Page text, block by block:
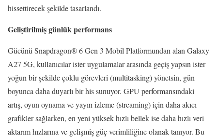
hissettirecek şekilde tasarlandı.
Geliştirilmiş günlük performans
Gücünü Snapdragon® 6 Gen 3 Mobil Platformundan alan Galaxy
A27 5G, kullanıcılar ister uygulamalar arasında geçiş yapsın ister
yoğun bir şekilde çoklu görevleri (multitasking) yönetsin, gün
boyunca daha duyarlı bir his sunuyor. GPU performansındaki
artış, oyun oynama ve yayın izleme (streaming) için daha akıcı
grafikler sağlarken, en yeni yüksek hızlı bellek ise daha hızlı veri
aktarım hızlarına ve gelişmiş güç verimliliğine olanak tanıyor. Bu